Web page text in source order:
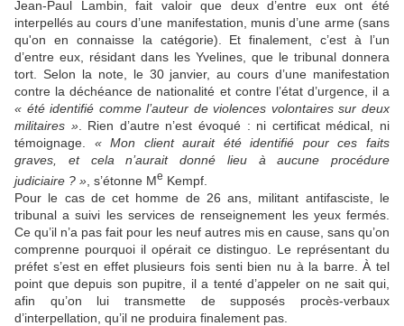
Jean-Paul Lambin, fait valoir que deux d’entre eux ont été
interpellés au cours d’une manifestation, munis d’une arme (sans
qu'on en connaisse la catégorie). Et finalement, c’est à l’un
d’entre eux, résidant dans les Yvelines, que le tribunal donnera
tort. Selon la note, le 30 janvier, au cours d’une manifestation
contre la déchéance de nationalité et contre l’état d’urgence, il a
« été identifié comme l’auteur de violences volontaires sur deux
militaires ». Rien d’autre n’est évoqué : ni certificat médical, ni
témoignage. « Mon client aurait été identifié pour ces faits
graves, et cela n’aurait donné lieu à aucune procédure
judiciaire ? » , s’étonne Me Kempf.
Pour le cas de cet homme de 26 ans, militant antifasciste, le
tribunal a suivi les services de renseignement les yeux fermés.
Ce qu’il n’a pas fait pour les neuf autres mis en cause, sans qu’on
comprenne pourquoi il opérait ce distinguo. Le représentant du
préfet s’est en effet plusieurs fois senti bien nu à la barre. À tel
point que depuis son pupitre, il a tenté d’appeler on ne sait qui,
afin qu’on lui transmette de supposés procès-verbaux
d’interpellation, qu’il ne produira finalement pas.